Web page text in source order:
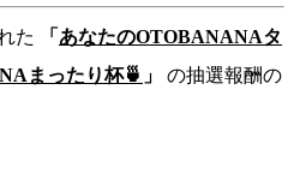
た 「 あなたのOTOBANANAタ
まったり杯🍵 」
の抽選報酬の